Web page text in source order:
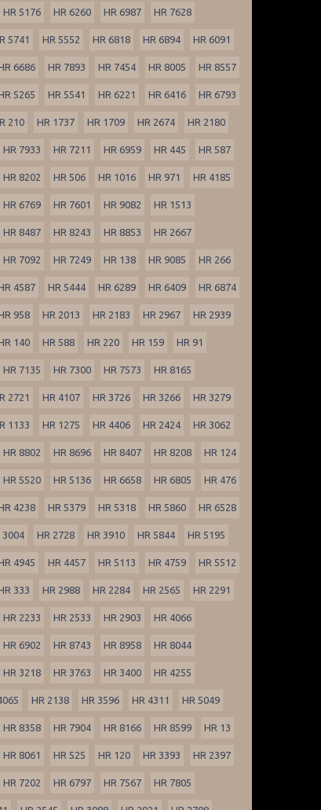
HR 5176 HR 6260 HR 6987 HR 7628
5741 HR 5552 HR 6818 HR 6894 HR 6091
6686 HR 7893 HR 7454 HR 8005 HR 8557
5265 HR 5541 HR 6221 HR 6416 HR 6793
210 HR 1737 HR 1709 HR 2674 HR 2180
HR 7933 HR 7211 HR 6959 HR 445 HR 587
HR 8202 HR 506 HR 1016 HR 971 HR 4185
HR 6769 HR 7601 HR 9082 HR 1513
HR 8487 HR 8243 HR 8853 HR 2667
HR 7092 HR 7249 HR 138 HR 9085 HR 266
4587 HR 5444 HR 6289 HR 6409 HR 6874
958 HR 2013 HR 2183 HR 2967 HR 2939
140 HR 588 HR 220 HR 159 HR 91
HR 7135 HR 7300 HR 7573 HR 8165
2721 HR 4107 HR 3726 HR 3266 HR 3279
1133 HR 1275 HR 4406 HR 2424 HR 3062
HR 8802 HR 8696 HR 8407 HR 8208 HR 124
HR 5520 HR 5136 HR 6658 HR 6805 HR 476
4238 HR 5379 HR 5318 HR 5860 HR 6528
3004 HR 2728 HR 3910 HR 5844 HR 5195
4945 HR 4457 HR 5113 HR 4759 HR 5512
333 HR 2988 HR 2284 HR 2565 HR 2291
HR 2233 HR 2533 HR 2903 HR 4066
HR 6902 HR 8743 HR 8958 HR 8044
HR 3218 HR 3763 HR 3400 HR 4255
HR 2138 HR 3596 HR 4311 HR 5049
HR 8358 HR 7904 HR 8166 HR 8599 HR 13
HR 8061 HR 525 HR 120 HR 3393 HR 2397
HR 7202 HR 6797 HR 7567 HR 7805